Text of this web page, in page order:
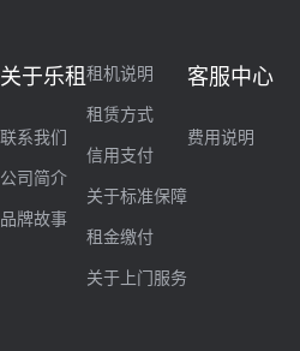
关于乐租
联系我们
公司简介
品牌故事
租机说明
租赁方式
信用支付
关于标准保障
租金缴付
关于上门服务
客服中心
费用说明